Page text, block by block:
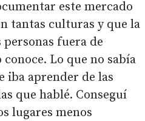
este mercado
tantas culturas y que la
fuera de
Lo que no sabía
iba aprender de las
que hablé. Conseguí
lugares menos